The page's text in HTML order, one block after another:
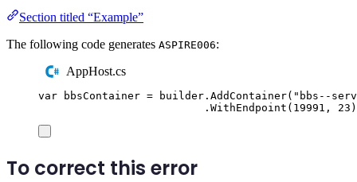
Section titled “Example”
The following code generates ASPIRE006:
AppHost.cs
var bbsContainer = builder . AddContainer( " bbs--
. WithEndpoint ( 19991 , 23
To correct this error